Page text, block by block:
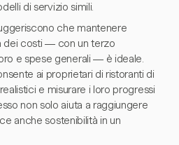
di servizio simili.
che mantenere
dei costi — con un terzo
e spese generali — è ideale.
ai proprietari di ristoranti di
e misurare i loro progressi
non solo aiuta a raggiungere
anche sostenibilità in un